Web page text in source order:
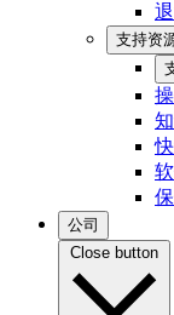
支持资
公司
Close button